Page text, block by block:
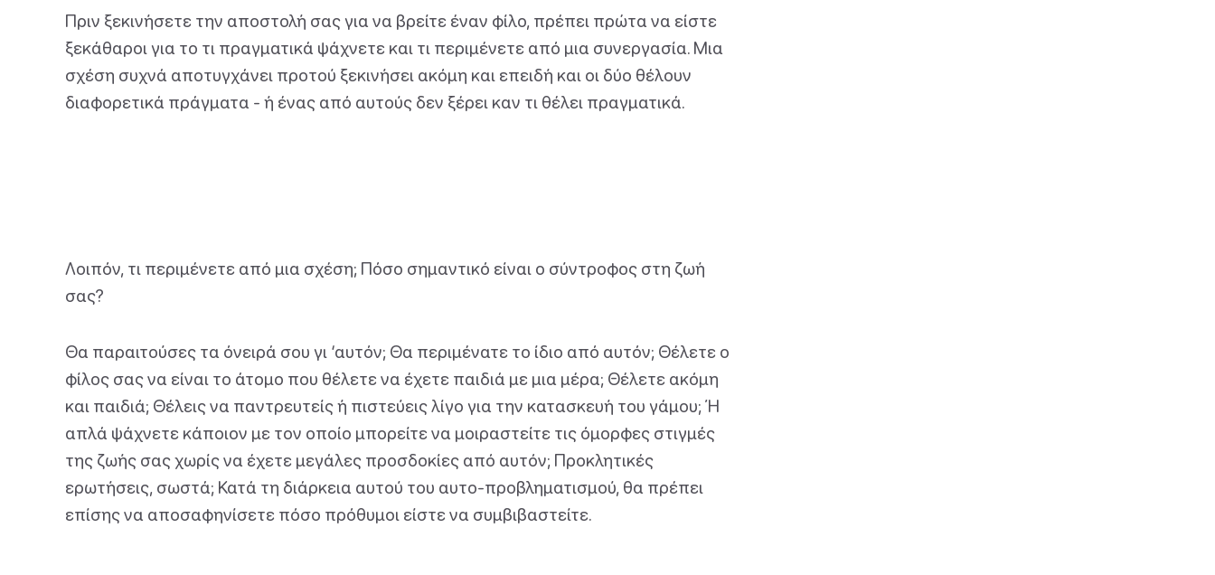
Πριν ξεκινήσετε την αποστολή σας για να βρείτε έναν φίλο, πρέπει πρώτα να είστε
ξεκάθαροι για το τι πραγματικά ψάχνετε και τι περιμένετε από μια συνεργασία. Μια
σχέση συχνά αποτυγχάνει προτού ξεκινήσει ακόμη και επειδή και οι δύο θέλουν
διαφορετικά πράγματα - ή ένας από αυτούς δεν ξέρει καν τι θέλει πραγματικά.
Λοιπόν, τι περιμένετε από μια σχέση; Πόσο σημαντικό είναι ο σύντροφος στη ζωή
σας?
Θα παραιτούσες τα όνειρά σου γι ‘αυτόν; Θα περιμένατε το ίδιο από αυτόν; Θέλετε ο
φίλος σας να είναι το άτομο που θέλετε να έχετε παιδιά με μια μέρα; Θέλετε ακόμη
και παιδιά; Θέλεις να παντρευτείς ή πιστεύεις λίγο για την κατασκευή του γάμου; Ή
απλά ψάχνετε κάποιον με τον οποίο μπορείτε να μοιραστείτε τις όμορφες στιγμές
της ζωής σας χωρίς να έχετε μεγάλες προσδοκίες από αυτόν; Προκλητικές
ερωτήσεις, σωστά; Κατά τη διάρκεια αυτού του αυτο-προβληματισμού, θα πρέπει
επίσης να αποσαφηνίσετε πόσο πρόθυμοι είστε να συμβιβαστείτε.